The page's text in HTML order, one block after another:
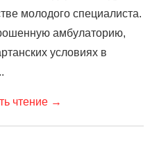
молодого специалиста.
амбулаторию,
условиях в
чтение →